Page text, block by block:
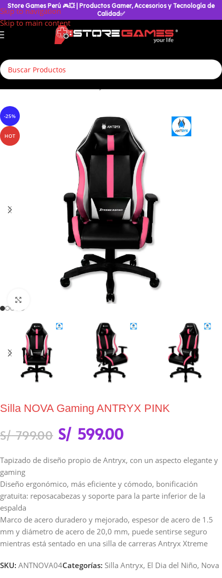
Skip to navigation
Skip to main content
Store Games Perú 🎮💥
| Productos Gamer, Accesorios y Tecnología de
Calidad✅
-25%
HOT
Silla NOVA Gaming ANTRYX PINK
S/799.00 S/ 599.00
Tapizado de diseño propio de Antryx, con un aspecto elegante y
gaming
Diseño ergonómico, más eficiente y cómodo, bonificación
gratuita: reposacabezas y soporte para la parte inferior de la
espalda
Marco de acero duradero y mejorado, espesor de acero de 1.5
mm y diámetro de acero de 20,0 mm, puede sentirse seguro
mientras está sentado en una silla de carreras Antryx Xtreme
SKU: ANTNOVA04Categorías: Silla Antryx, El Dia del Niño, Nova